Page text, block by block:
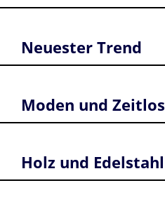
Neuester Trend
Moden und Zeitlos
Holz und Edelstahl